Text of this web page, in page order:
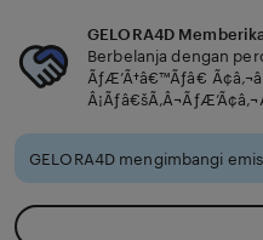
GELORA4D
Berbelanja dengan
ÃƒÆ’Ã†â€™Ãƒâ€
GELORA4D mengimbangi